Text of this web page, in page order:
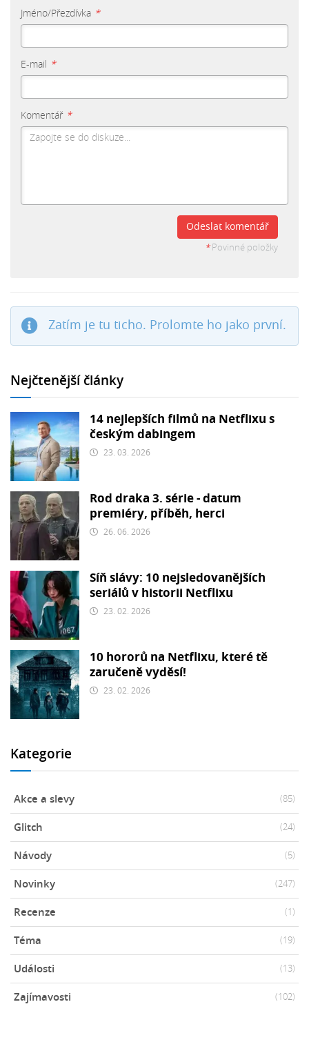
Jméno/Přezdívka *
E-mail *
Komentář *
Odeslat komentář
*Povinné položky
Zatím je tu ticho. Prolomte ho jako první.
Nejčtenější články
14 nejlepších filmů na Netflixu s
českým dabingem
23. 03. 2026
Rod draka 3. série - datum
premiéry, příběh, herci
26. 06. 2026
Síň slávy: 10 nejsledovanějších
seriálů v historii Netflixu
23. 02. 2026
10 hororů na Netflixu, které tě
zaručeně vyděsí!
23. 02. 2026
Kategorie
Akce a slevy (85)
Glitch (24)
Návody (5)
Novinky (247)
Recenze (1)
Téma (19)
Události (13)
Zajímavosti (102)